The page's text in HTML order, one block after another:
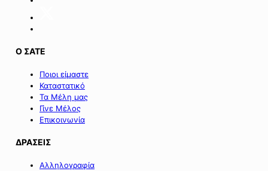
Ο ΣΑΤΕ
Ποιοι είμαστε
Καταστατικό
Τα Μέλη μας
Γίνε Μέλος
Επικοινωνία
ΔΡΑΣΕΙΣ
Αλληλογραφία